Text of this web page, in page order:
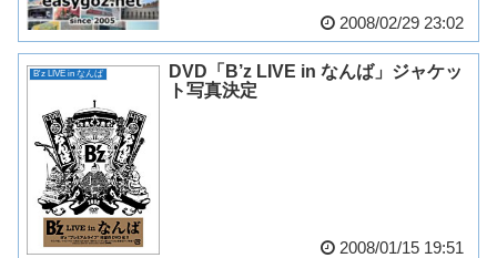
2008/02/29 23:02
B'z LIVE in なんば
DVD「B’z LIVE in なんば」ジャケッ
ト写真決定
2008/01/15 19:51